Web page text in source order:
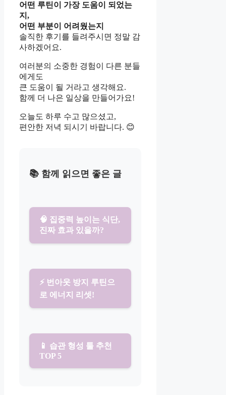
어떤 루틴이 가장 도움이 되었는
지,
어떤 부분이 어려웠는지
솔직한 후기를 들려주시면 정말 감
사하겠어요.
여러분의 소중한 경험이 다른 분들
에게도
큰 도움이 될 거라고 생각해요.
함께 더 나은 일상을 만들어가요!
오늘도 하루 수고 많으셨고,
편안한 저녁 되시기 바랍니다. 😊
📚 함께 읽으면 좋은 글
🧠 집중력 높이는 식단,
진짜 효과 있을까?
⚡ 번아웃 방지 루틴으
로 에너지 리셋!
📱 습관 형성 툴 추천
TOP 5